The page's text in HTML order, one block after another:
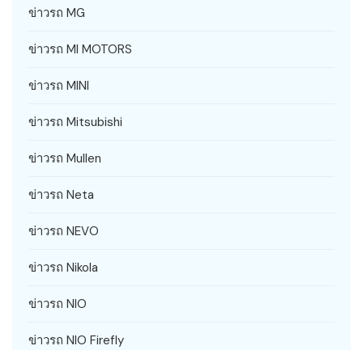
ข่าวรถ MG
ข่าวรถ MI MOTORS
ข่าวรถ MINI
ข่าวรถ Mitsubishi
ข่าวรถ Mullen
ข่าวรถ Neta
ข่าวรถ NEVO
ข่าวรถ Nikola
ข่าวรถ NIO
ข่าวรถ NIO Firefly